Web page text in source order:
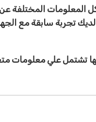
المختلفة عن
تجربة سابقة مع
تشتمل علي معلومات